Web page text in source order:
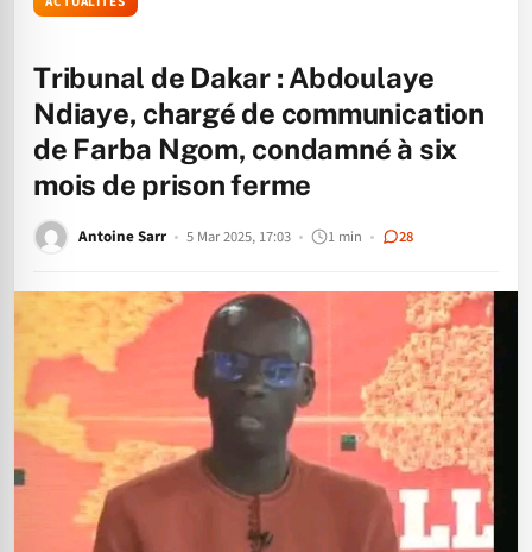
Tribunal de Dakar : Abdoulaye
Ndiaye, chargé de communication
de Farba Ngom, condamné à six
mois de prison ferme
Antoine Sarr 5 Mar 2025, 17:03 1 min 28